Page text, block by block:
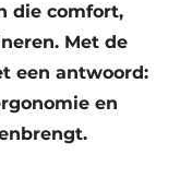
die comfort,
Met de
een antwoord:
en